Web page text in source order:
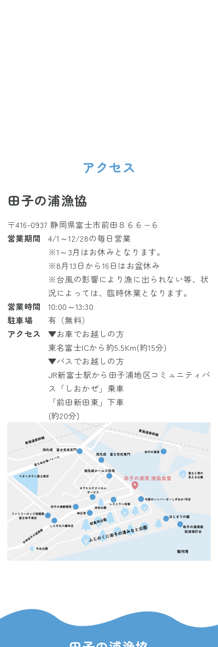
アクセス
田子の浦漁協
〒416-0937 静岡県富士市前田８６６−６
営業期間
4/1～12/28の毎日営業
※1～3月はお休みとなります。
※8月13日から16日はお盆休み
※台風の影響により漁に出られない等、状
況によっては、臨時休業となります。
営業時間
10:00～13:30
駐車場
有（無料）
アクセス
▼お車でお越しの方
東名富士ICから約5.5Km(約15分)
▼バスでお越しの方
JR新富士駅から 田子浦地区コミュニティバ
ス「しおかぜ」 乗車
「前田新田東」下車
(約20分)